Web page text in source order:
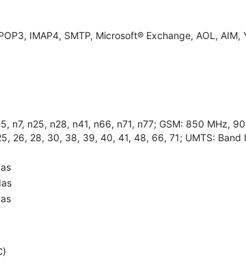
IMAP4, SMTP, Microsoft® Exchange, AOL, AIM,
n7, n25, n28, n41, n66, n71, n77; GSM: 850 MHz,
26, 28, 30, 38, 39, 40, 41, 48, 66, 71; UMTS: